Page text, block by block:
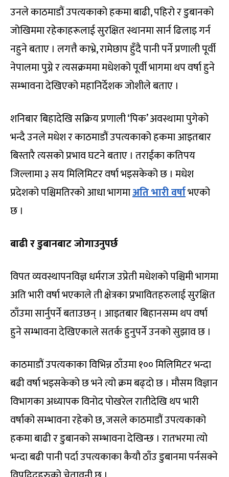
उनले काठमाडौं उपत्यकाको हकमा बाढी, पहिरो र डुबानको
जोखिममा रहेकाहरूलाई सुरक्षित स्थानमा सार्न ढिलाइ गर्न
नहुने बताए । लगत्तै काभ्रे, रामेछाप हुँदै पानी पर्ने प्रणाली पूर्वी
नेपालमा पुग्ने र त्यसक्रममा मधेशको पूर्वी भागमा थप वर्षा हुने
सम्भावना देखिएको महानिर्देशक जोशीले बताए ।
शनिबार बिहादेखि सक्रिय प्रणाली ‘पिक’ अवस्थामा पुगेको
भन्दै उनले मधेश र काठमाडौं उपत्यकाको हकमा आइतबार
बिस्तारै त्यसको प्रभाव घटने बताए । तराईका कतिपय
जिल्लामा ३ सय मिलिमिटर वर्षा भइसकेको छ । मधेश
प्रदेशको पश्चिमतिरको आधा भागमाअति भारी वर्षाभएको
छ ।
बाढी र डुबानबाट जोगाउनुपर्छ
विपत व्यवस्थापनविज्ञ धर्मराज उप्रेती मधेशको पश्चिमी भागमा
अति भारी वर्षा भएकाले ती क्षेत्रका प्रभावितहरुलाई सुरक्षित
ठाँउमा सार्नुपर्ने बताउछन् । आइतबार बिहानसम्म थप वर्षा
हुने सम्भावना देखिएकाले सतर्क हुनुपर्ने उनको सुझाव छ ।
काठमाडौं उपत्यकाका विभिन्न ठाँउमा १०० मिलिमिटर भन्दा
बढी वर्षा भइसकेको छ भने त्यो क्रम बढ्दो छ । मौसम विज्ञान
विभागका अध्यापक विनोद पोखरेल रातीदेखि थप भारी
वर्षाको सम्भावना रहेको छ, जसले काठमाडौं उपत्यकाको
हकमा बाढी र डुबानको सम्भावना देखिन्छ । रातभरमा त्यो
भन्दा बढी पानी पर्दा उपत्यकाका कैयौ ठाँउ डुबानमा पर्नसक्ने